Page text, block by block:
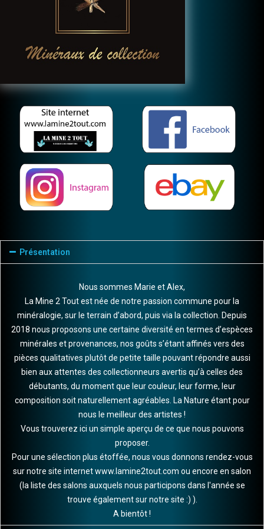
Présentation
Nous sommes Marie et Alex,
La Mine 2 Tout est née de notre passion commune pour la
minéralogie, sur le terrain d’abord, puis via la collection. Depuis
2018 nous proposons une certaine diversité en termes d’espèces
minérales et provenances, nos goûts s’étant affinés vers des
pièces qualitatives plutôt de petite taille pouvant répondre aussi
bien aux attentes des collectionneurs avertis qu’à celles des
débutants, du moment que leur couleur, leur forme, leur
composition soit naturellement agréables. La Nature étant pour
nous le meilleur des artistes !
Vous trouverez ici un simple aperçu de ce que nous pouvons
proposer.
Pour une sélection plus étoffée, nous vous donnons rendez-vous
sur notre site internetwww.lamine2tout.com ou encore en salon
(la liste des salons auxquels nous participons dans l'année se
trouve également sur notre site :) ).
A bientôt !